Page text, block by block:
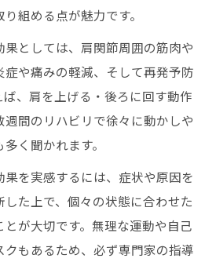
組める点が魅力です。
果としては、肩関節周囲の筋肉や
や痛みの軽減、そして再発予防
、肩を上げる・後ろに回す動作
間のリハビリで徐々に動かしや
く聞かれます。
を実感するには、症状や原因を
た上で、個々の状態に合わせた
が大切です。無理な運動や自己
もあるため、必ず専門家の指導